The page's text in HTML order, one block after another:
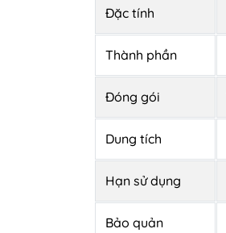
Đặc tính
Thành phần
Đóng gói
Dung tích
Hạn sử dụng
Bảo quản